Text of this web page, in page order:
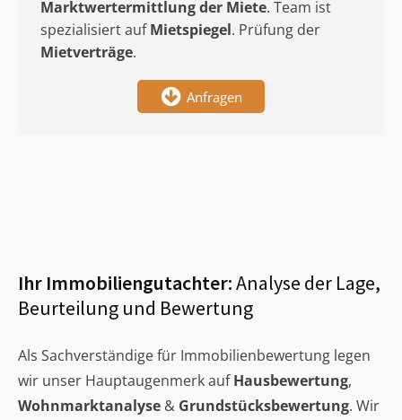
Marktwertermittlungder Miete. Team ist
spezialisiert aufMietspiegel. Prüfung der
Mietverträge.
Anfragen
Ihr Immobiliengutachter:Analyse der Lage,
Beurteilung und Bewertung
Als Sachverständige für Immobilienbewertung legen
wir unser Hauptaugenmerk aufHausbewertung,
Wohnmarktanalyse & Grundstücksbewertung. Wir